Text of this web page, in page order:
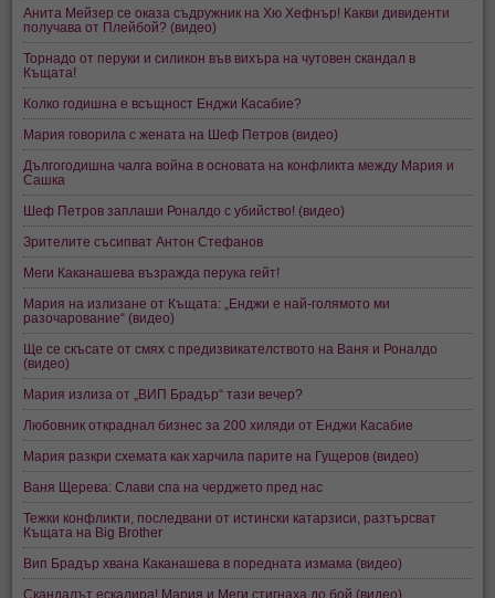
Анита Мейзер се оказа съдружник на Хю Хефнър! Какви дивиденти
получава от Плейбой? (видео)
Торнадо от перуки и силикон във вихъра на чутовен скандал в
Къщата!
Колко годишна е всъщност Енджи Касабие?
Мария говорила с жената на Шеф Петров (видео)
Дългогодишна чалга война в основата на конфликта между Мария и
Сашка
Шеф Петров заплаши Роналдо с убийство! (видео)
Зрителите съсипват Антон Стефанов
Меги Каканашева възражда перука гейт!
Мария на излизане от Къщата: „Енджи е най-голямото ми
разочарование“ (видео)
Ще се скъсате от смях с предизвикателството на Ваня и Роналдо
(видео)
Мария излиза от „ВИП Брадър“ тази вечер?
Любовник откраднал бизнес за 200 хиляди от Енджи Касабие
Мария разкри схемата как харчила парите на Гущеров (видео)
Ваня Щерева: Слави спа на черджето пред нас
Тежки конфликти, последвани от истински катарзиси, разтърсват
Къщата на Big Brother
Вип Брадър хвана Каканашева в поредната измама (видео)
Скандалът ескалира! Мария и Меги стигнаха до бой (видео)